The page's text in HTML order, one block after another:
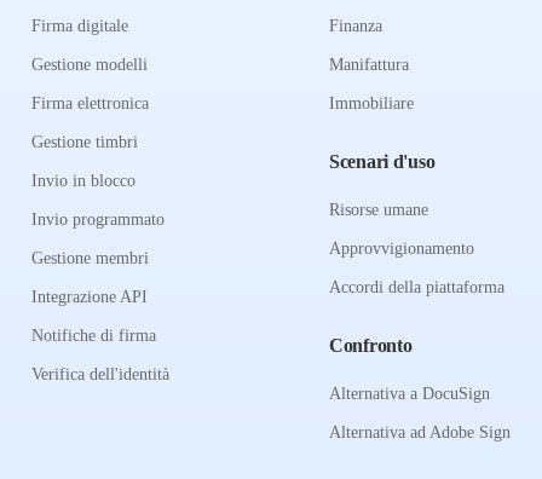
Firma digitale
Gestione modelli
Firma elettronica
Gestione timbri
Invio in blocco
Invio programmato
Gestione membri
Integrazione API
Notifiche di firma
Verifica dell'identità
Finanza
Manifattura
Immobiliare
Scenari d'uso
Risorse umane
Approvvigionamento
Accordi della piattaforma
Confronto
Alternativa a DocuSign
Alternativa ad Adobe Sign